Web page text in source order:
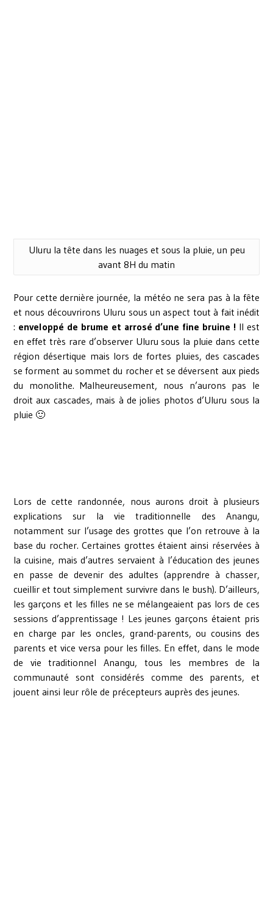
Uluru la tête dans les nuages et sous la pluie, un peu
avant 8H du matin
Pour cette dernière journée, la météo ne sera pas à la fête
et nous découvrirons Uluru sous un aspect tout à fait inédit
: enveloppé de brume et arrosé d’une fine bruine ! Il est
en effet très rare d’observer Uluru sous la pluie dans cette
région désertique mais lors de fortes pluies, des cascades
se forment au sommet du rocher et se déversent aux pieds
du monolithe. Malheureusement, nous n’aurons pas le
droit aux cascades, mais à de jolies photos d’Uluru sous la
pluie 🙂
Lors de cette randonnée, nous aurons droit à plusieurs
explications sur la vie traditionnelle des Anangu,
notamment sur l’usage des grottes que l’on retrouve à la
base du rocher. Certaines grottes étaient ainsi réservées à
la cuisine, mais d’autres servaient à l’éducation des jeunes
en passe de devenir des adultes (apprendre à chasser,
cueillir et tout simplement survivre dans le bush). D’ailleurs,
les garçons et les filles ne se mélangeaient pas lors de ces
sessions d’apprentissage ! Les jeunes garçons étaient pris
en charge par les oncles, grand-parents, ou cousins des
parents et vice versa pour les filles. En effet, dans le mode
de vie traditionnel Anangu, tous les membres de la
communauté sont considérés comme des parents, et
jouent ainsi leur rôle de précepteurs auprès des jeunes.